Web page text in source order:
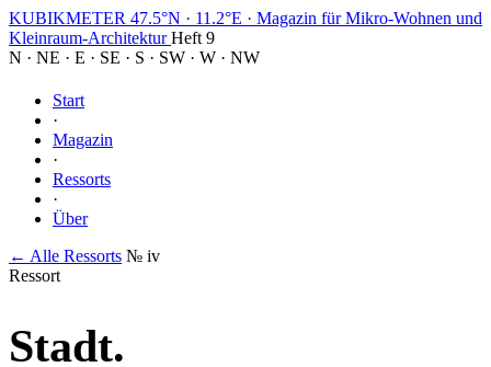
KUBIKMETER 47.5°N · 11.2°E · Magazin für Mikro-Wohnen und
Kleinraum-Architektur Heft 9
N · NE · E · SE · S · SW · W · NW
Start
·
Magazin
·
Ressorts
·
Über
← Alle Ressorts № iv
Ressort
Stadt.